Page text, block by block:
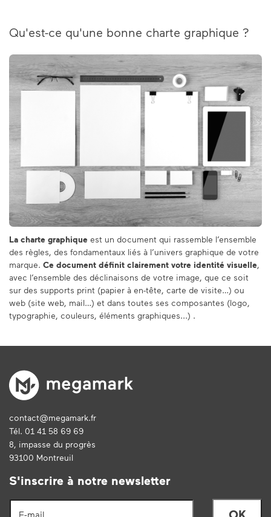
Qu'est-ce qu'une bonne charte graphique ?
La charte graphique est un document qui rassemble l’ensemble
des règles, des fondamentaux liés à l’univers graphique de votre
marque. Ce document définit clairement votre identité visuelle,
avec l’ensemble des déclinaisons de votre image, que ce soit
sur des supports print (papier à en-tête, carte de visite…) ou
web (site web, mail…) et dans toutes ses composantes (logo,
typographie, couleurs, éléments graphiques...) .
contact@megamark.fr
Tél. 01 41 58 69 69
8, impasse du progrès
93100 Montreuil
S'inscrire à notre newsletter
E-mail